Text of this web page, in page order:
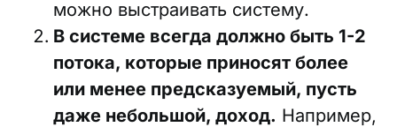
можно выстраивать систему.
В системе всегда должно быть 1-2
потока, которые приносят более
или менее предсказуемый, пусть
даже небольшой, доход. Например,